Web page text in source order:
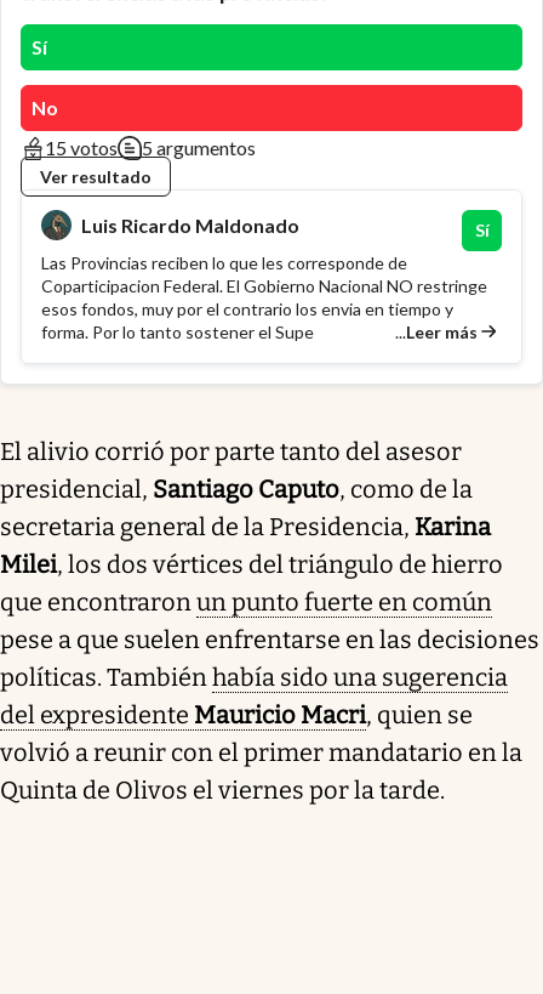
Sí
No
15 votos
5 argumentos
Ver resultado
Luis Ricardo Maldonado
Sí
Las Provincias reciben lo que les corresponde de
Coparticipacion Federal. El Gobierno Nacional NO restringe
esos fondos, muy por el contrario los envia en tiempo y
forma. Por lo tanto sostener el Supe
...Leer más
El alivio corrió por parte tanto del asesor
presidencial, Santiago Caputo, como de la
secretaria general de la Presidencia, Karina
Milei, los dos vértices del triángulo de hierro
que encontraronun punto fuerte en común
pese a que suelen enfrentarse en las decisiones
políticas. Tambiénhabía sido una sugerencia
del expresidente Mauricio Macri, quien se
volvió a reunir con el primer mandatario en la
Quinta de Olivos el viernes por la tarde.